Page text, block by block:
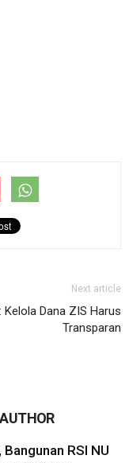
Next article
Kelola Dana ZIS Harus
Transparan
RSI NU